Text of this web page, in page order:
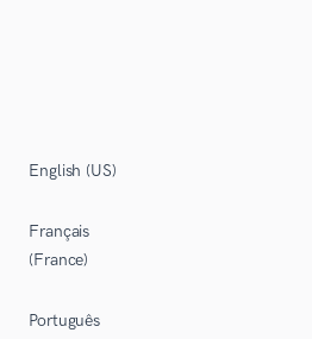
English (US)
Français
(France)
Português